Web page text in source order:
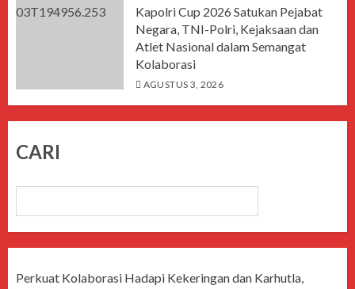
Kapolri Cup 2026 Satukan Pejabat
Negara, TNI-Polri, Kejaksaan dan
Atlet Nasional dalam Semangat
Kolaborasi
AGUSTUS 3, 2026
CARI
Perkuat Kolaborasi Hadapi Kekeringan dan Karhutla,